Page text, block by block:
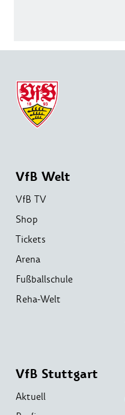
VfB Welt
VfB TV
Shop
Tickets
Arena
Fußballschule
Reha-Welt
VfB Stuttgart
Aktuell